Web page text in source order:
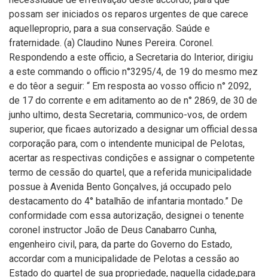
possam ser iniciados os reparos urgentes de que carece
aquelleproprio, para a sua conservação. Saúde e
fraternidade. (a) Claudino Nunes Pereira. Coronel.
Respondendo a este officio, a Secretaria do Interior, dirigiu
a este commando o officio n°3295/4, de 19 do mesmo mez
e do têor a seguir: “ Em resposta ao vosso officio n° 2092,
de 17 do corrente e em aditamento ao de n° 2869, de 30 de
junho ultimo, desta Secretaria, communico-vos, de ordem
superior, que ficaes autorizado a designar um official dessa
corporação para, com o intendente municipal de Pelotas,
acertar as respectivas condições e assignar o competente
termo de cessão do quartel, que a referida municipalidade
possue à Avenida Bento Gonçalves, já occupado pelo
destacamento do 4° batalhão de infantaria montado.” De
conformidade com essa autorização, designei o tenente
coronel instructor João de Deus Canabarro Cunha,
engenheiro civil, para, da parte do Governo do Estado,
accordar com a municipalidade de Pelotas a cessão ao
Estado do quartel de sua propriedade, naquella cidade,para